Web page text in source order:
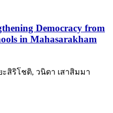
Democracy from
in Mahasarakham
สิริโชติ, วนิดา เสาสิมมา